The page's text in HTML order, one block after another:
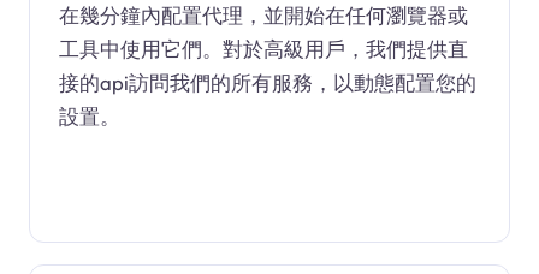
在幾分鐘內配置代理，並開始在任何瀏覽器或
工具中使用它們。對於高級用戶，我們提供直
接的api訪問我們的所有服務，以動態配置您的
設置。